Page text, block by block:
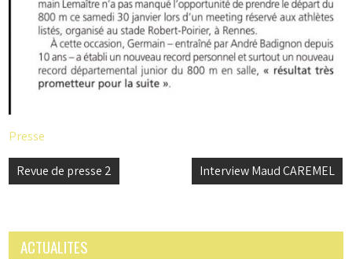
Presse
Navigation
l’article
Revue de presse 2 Interview Maud CAREMEL
ACTUALITES